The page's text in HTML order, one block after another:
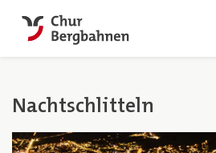
Nachtschlitteln